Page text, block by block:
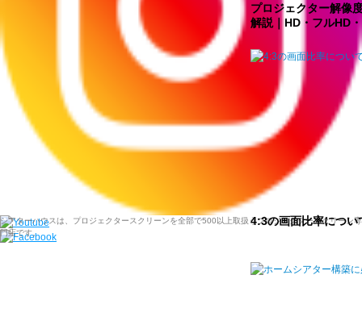
プロジェクター解像
解説｜HD・フルHD
4:3の画面比率につい
シアターハウスは、プロジェクタースクリーンを全部で500以上取扱うプロジェクタースクリーン専
門店です。